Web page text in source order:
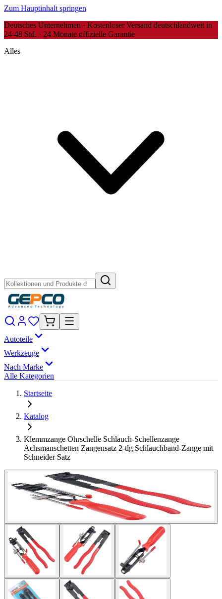
Zum Hauptinhalt springen
Deutsches Unternehmen · Kostenloser Versand deutschlandweit in
24-48 Std. · 24 Monate offizielle Garantie
Alles
Autoteile
Werkzeuge
Nach Marke
Alle Kategorien
Startseite
Katalog
Klemmzange Ohrschelle Schlauch-Schellenzange
Achsmanschetten Zangensatz 2-tlg Schlauchband-Zange mit
Schneider Satz